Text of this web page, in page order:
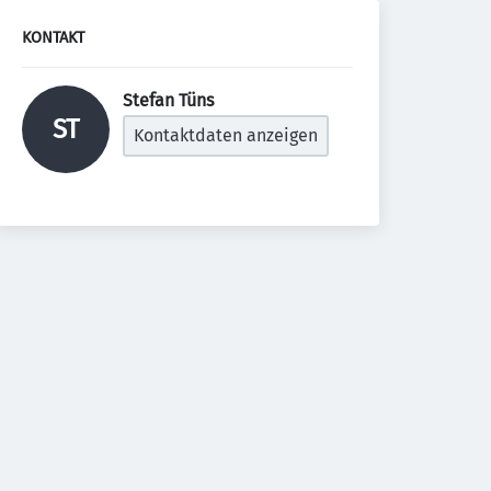
KONTAKT
ST
Stefan Tüns
Kontaktdaten anzeigen